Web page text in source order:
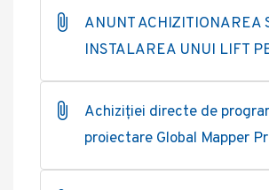
ANUNT ACHIZITIONAREA
INSTALAREA UNUI LIFT
Achiziției directe de
proiectare Global Mapper